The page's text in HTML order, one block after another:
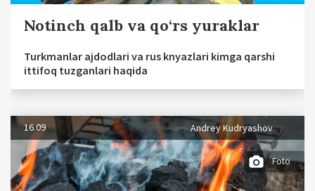
Notinch qalb va qo‘rs yuraklar
Turkmanlar ajdodlari va rus knyazlari kimga qarshi
ittifoq tuzganlari haqida
16.09 Andrey Kudryashov
Foto